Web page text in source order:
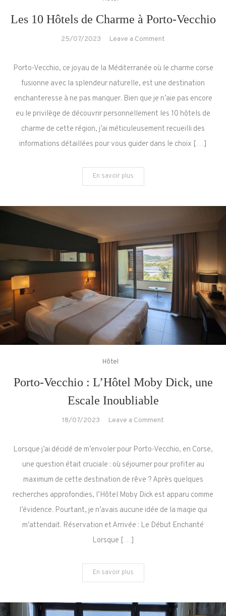
Les 10 Hôtels de Charme à Porto-Vecchio
25/07/2023 Leave a Comment
Charme
à
Porto-
Vecchio
Porto-Vecchio, ce joyau de la Méditerranée où le charme corse
fusionne avec la splendeur naturelle, est une destination
enchanteresse à ne pas manquer. Bien que je n’aie pas encore
eu le privilège de découvrir personnellement les 10 hôtels de
charme de cette région, j’ai méticuleusement recueilli des
informations détaillées pour vous guider dans le choix […]
En savoir plus
Hôtel
Porto-Vecchio : L’Hôtel Moby Dick, une
Escale Inoubliable
18/07/2023 Leave a Comment
Vecchio
L’Hôtel
Moby
Dick,
une
Escale
Lorsque j’ai décidé de m’envoler pour Porto-Vecchio, en Corse,
une question était cruciale : où séjourner pour profiter au
maximum de cette destination de rêve ? Après quelques
recherches approfondies, l’Hôtel Moby Dick est apparu comme
l’évidence. Pourtant, je n’avais aucune idée de la magie qui
m’attendait. Réservation et Arrivée : Le Début Enchanté
Lorsque […]
En savoir plus